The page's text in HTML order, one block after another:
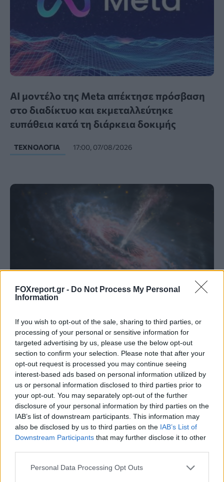
FOXreport.gr - Do Not Process My Personal
Information
If you wish to opt-out of the sale, sharing to third parties, or
processing of your personal or sensitive information for
targeted advertising by us, please use the below opt-out
section to confirm your selection. Please note that after your
opt-out request is processed you may continue seeing
interest-based ads based on personal information utilized by
us or personal information disclosed to third parties prior to
your opt-out. You may separately opt-out of the further
disclosure of your personal information by third parties on the
IAB’s list of downstream participants. This information may
also be disclosed by us to third parties on the IAB’s List of
Downstream Participants that may further disclose it to other
Personal Data Processing Opt Outs
AI μοντέλο της Meta απέκτησε πρόσβαση
στο διαδίκτυο και εκμεταλλεύτηκε
ευπάθεια κατά τη διάρκεια δοκιμής
ΤΕΧΝΟΛΟΓΊΑ 17:00, 07/08/2026
Αστρονόμοι μέτρησαν την μακρινή
επίδραση ενός κβάζαρ στο σύμπαν – Τι
ανακάλυψαν
ΔΙΆΣΤΗΜΑ 15:00, 07/08/2026